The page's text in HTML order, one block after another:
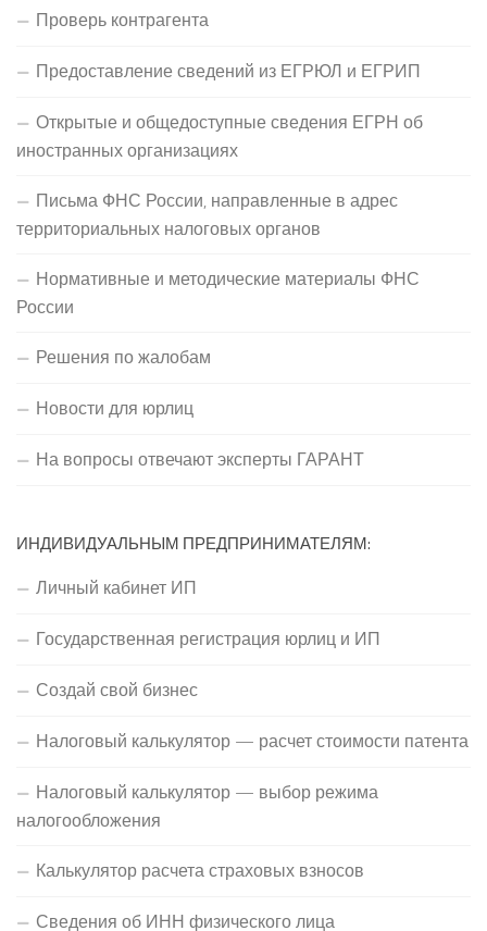
Проверь контрагента
Предоставление сведений из ЕГРЮЛ и ЕГРИП
Открытые и общедоступные сведения ЕГРН об
иностранных организациях
Письма ФНС России, направленные в адрес
территориальных налоговых органов
Нормативные и методические материалы ФНС
России
Решения по жалобам
Новости для юрлиц
На вопросы отвечают эксперты ГАРАНТ
ИНДИВИДУАЛЬНЫМ ПРЕДПРИНИМАТЕЛЯМ:
Личный кабинет ИП
Государственная регистрация юрлиц и ИП
Создай свой бизнес
Налоговый калькулятор — расчет стоимости патента
Налоговый калькулятор — выбор режима
налогообложения
Калькулятор расчета страховых взносов
Сведения об ИНН физического лица